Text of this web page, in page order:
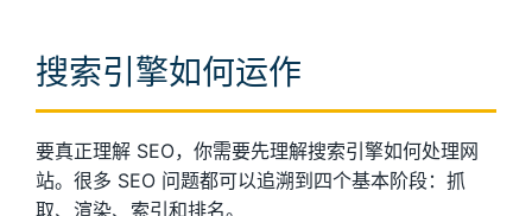
搜索引擎如何运作
要真正理解 SEO，你需要先理解搜索引擎如何处理网
站。很多 SEO 问题都可以追溯到四个基本阶段：抓
取、渲染、索引和排名。